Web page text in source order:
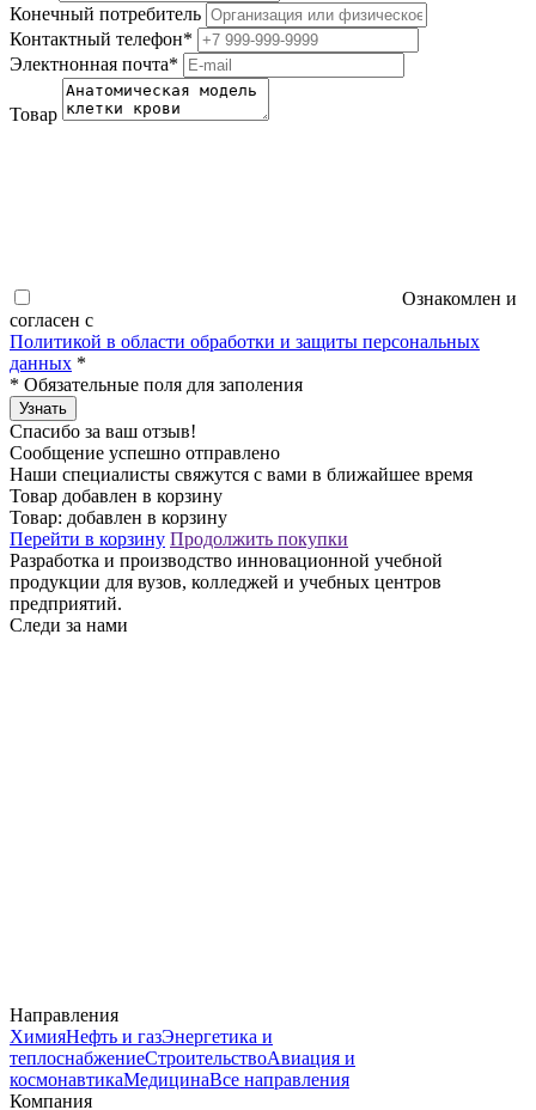
Конечный потребитель
Контактный телефон*
Электнонная почта*
Товар
Ознакомлен и
согласен с
Политикой в области обработки и защиты персональных
данных *
* Обязательные поля для заполения
Узнать
Спасибо за ваш отзыв!
Сообщение успешно отправлено
Наши специалисты свяжутся с вами в ближайшее время
Товар добавлен в корзину
Товар: добавлен в корзину
Перейти в корзину Продолжить покупки
Разработка и производство инновационной учебной
продукции для вузов, колледжей и учебных центров
предприятий.
Следи за нами
Направления
ХимияНефть и газЭнергетика и
теплоснабжениеСтроительствоАвиация и
космонавтикаМедицинаВсе направления
Компания